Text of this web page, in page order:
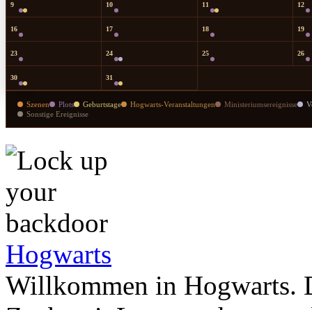
9 10 11 12
16 17 18 19
23 24 25 26
30 31
Szenen Plots Geburtstage Hogwarts-Veranstaltungen Ministeriumsereignisse
Sonstige Ereignisse
Hogwarts
Willkommen in Hogwarts.